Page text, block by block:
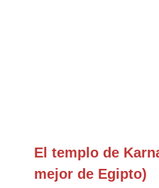
El templo de
mejor de Egipto)